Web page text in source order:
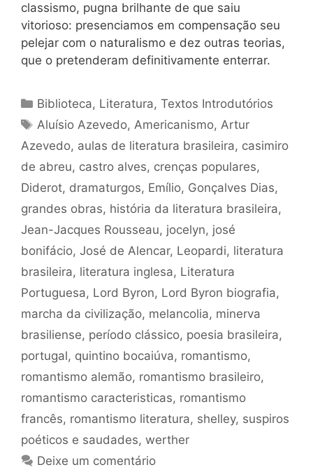
classismo, pugna brilhante de que saiu
vitorioso: presenciamos em compensação seu
pelejar com o naturalismo e dez outras teorias,
que o pretenderam definitivamente enterrar.
Categorias
Biblioteca, Literatura,Textos Introdutórios
Tags
Aluísio Azevedo,Americanismo,Artur
Azevedo, aulas de literatura brasileira, casimiro
de abreu, castro alves, crenças populares,
Diderot, dramaturgos, Emílio, Gonçalves Dias,
grandes obras, história da literatura brasileira,
Jean-Jacques Rousseau, jocelyn, josé
bonifácio, José de Alencar, Leopardi, literatura
brasileira, literatura inglesa, Literatura
Portuguesa, Lord Byron, Lord Byron biografia,
marcha da civilização, melancolia, minerva
brasiliense, período clássico, poesia brasileira,
portugal, quintino bocaiúva, romantismo,
romantismo alemão, romantismo brasileiro,
romantismo caracteristicas, romantismo
francês, romantismo literatura, shelley, suspiros
poéticos e saudades, werther
Deixe um comentário